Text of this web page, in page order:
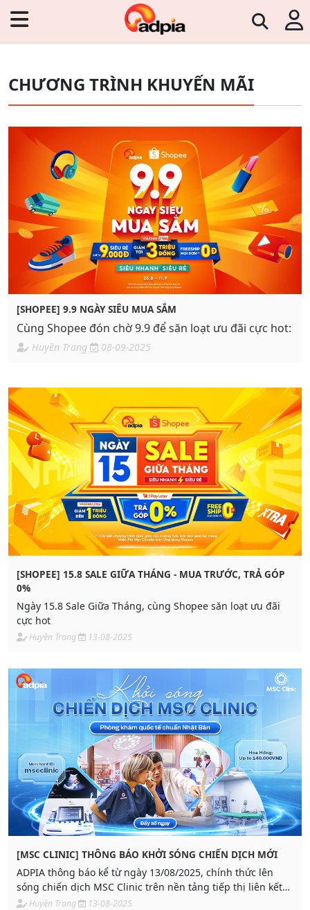
CHƯƠNG TRÌNH KHUYẾN MÃI
[SHOPEE] 9.9 NGÀY SIÊU MUA SẮM
Cùng Shopee đón chờ 9.9 để săn loạt ưu đãi cực hot:
Huyền Trang 08-09-2025
[SHOPEE] 15.8 SALE GIỮA THÁNG - MUA TRƯỚC, TRẢ GÓP
0%
Ngày 15.8 Sale Giữa Tháng, cùng Shopee săn loạt ưu đãi
cực hot
Huyền Trang 13-08-2025
[MSC CLINIC] THÔNG BÁO KHỞI SÓNG CHIẾN DỊCH MỚI
ADPIA thông báo kể từ ngày 13/08/2025, chính thức lên
sóng chiến dịch MSC Clinic trên nền tảng tiếp thị liên kết
ADPIA.
Huyền Trang 13-08-2025